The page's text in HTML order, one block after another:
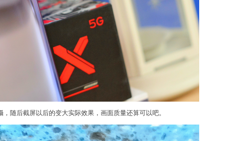
随后截屏以后的变大实际效果，画面质量还算可以吧。